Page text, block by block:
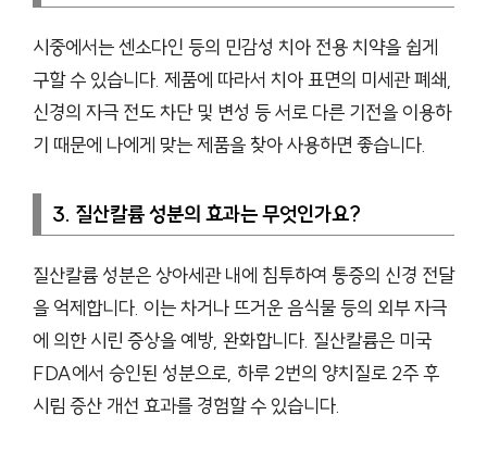
시중에서는 센소다인 등의 민감성 치아 전용 치약을 쉽게
구할 수 있습니다. 제품에 따라서 치아 표면의 미세관 폐쇄,
신경의 자극 전도 차단 및 변성 등 서로 다른 기전을 이용하
기 때문에 나에게 맞는 제품을 찾아 사용하면 좋습니다.
3. 질산칼륨 성분의 효과는 무엇인가요?
질산칼륨 성분은 상아세관 내에 침투하여 통증의 신경 전달
을 억제합니다. 이는 차거나 뜨거운 음식물 등의 외부 자극
에 의한 시린 증상을 예방, 완화합니다. 질산칼륨은 미국
FDA에서 승인된 성분으로, 하루 2번의 양치질로 2주 후
시림 증산 개선 효과를 경험할 수 있습니다.